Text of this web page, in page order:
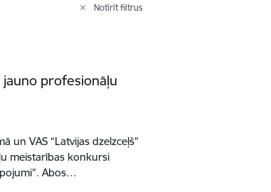
Notīrīt filtrus
profesionāļu
un VAS “Latvijas dzelzceļš”
meistarības konkursi
Abos…